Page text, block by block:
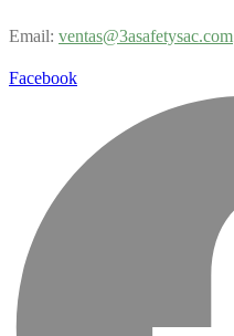
Email: ventas@3asafetysac.com
Facebook